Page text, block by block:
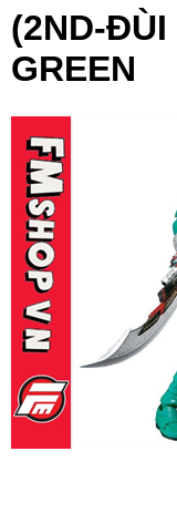
(2ND-ĐÙI
GREEN